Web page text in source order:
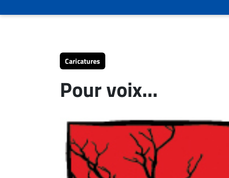
Conseillers
CARRIÈRE
EMPLOIS
Caricatures
Pour voix…